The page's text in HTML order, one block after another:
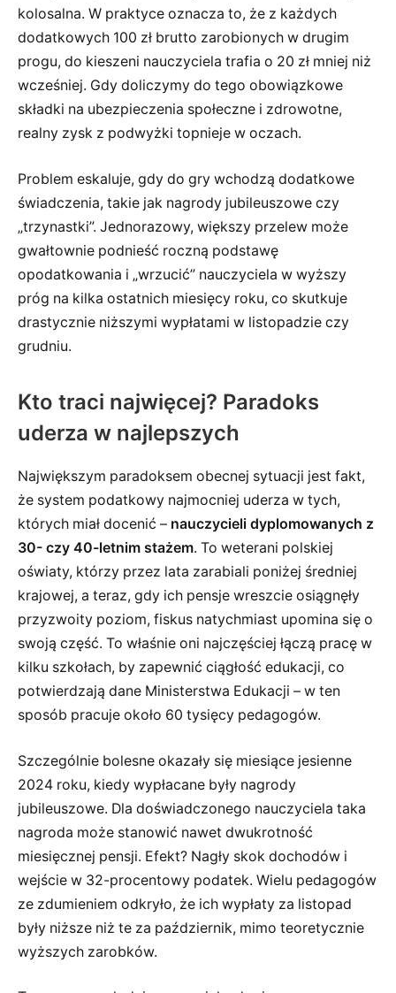
kolosalna. W praktyce oznacza to, że z każdych
dodatkowych 100 zł brutto zarobionych w drugim
progu, do kieszeni nauczyciela trafia o 20 zł mniej niż
wcześniej. Gdy doliczymy do tego obowiązkowe
składki na ubezpieczenia społeczne i zdrowotne,
realny zysk z podwyżki topnieje w oczach.
Problem eskaluje, gdy do gry wchodzą dodatkowe
świadczenia, takie jak nagrody jubileuszowe czy
„trzynastki”. Jednorazowy, większy przelew może
gwałtownie podnieść roczną podstawę
opodatkowania i „wrzucić” nauczyciela w wyższy
próg na kilka ostatnich miesięcy roku, co skutkuje
drastycznie niższymi wypłatami w listopadzie czy
grudniu.
Kto traci najwięcej? Paradoks
uderza w najlepszych
Największym paradoksem obecnej sytuacji jest fakt,
że system podatkowy najmocniej uderza w tych,
których miał docenić – nauczycieli dyplomowanych z
30- czy 40-letnim stażem. To weterani polskiej
oświaty, którzy przez lata zarabiali poniżej średniej
krajowej, a teraz, gdy ich pensje wreszcie osiągnęły
przyzwoity poziom, fiskus natychmiast upomina się o
swoją część. To właśnie oni najczęściej łączą pracę w
kilku szkołach, by zapewnić ciągłość edukacji, co
potwierdzają dane Ministerstwa Edukacji – w ten
sposób pracuje około 60 tysięcy pedagogów.
Szczególnie bolesne okazały się miesiące jesienne
2024 roku, kiedy wypłacane były nagrody
jubileuszowe. Dla doświadczonego nauczyciela taka
nagroda może stanowić nawet dwukrotność
miesięcznej pensji. Efekt? Nagły skok dochodów i
wejście w 32-procentowy podatek. Wielu pedagogów
ze zdumieniem odkryło, że ich wypłaty za listopad
były niższe niż te za październik, mimo teoretycznie
wyższych zarobków.